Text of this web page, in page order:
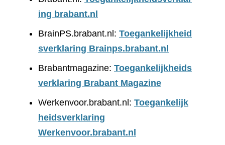
ing brabant.nl
BrainPS.brabant.nl: Toegankelijkheid
sverklaring Brainps.brabant.nl
Brabantmagazine: Toegankelijkheids
verklaring Brabant Magazine
Werkenvoor.brabant.nl: Toegankelijk
heidsverklaring
Werkenvoor.brabant.nl